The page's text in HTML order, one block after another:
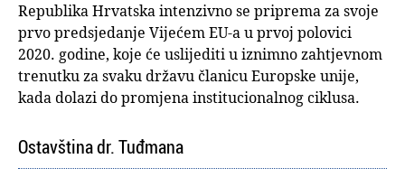
Republika Hrvatska intenzivno se priprema za svoje
prvo predsjedanje Vijećem EU-a u prvoj polovici
2020. godine, koje će uslijediti u iznimno zahtjevnom
trenutku za svaku državu članicu Europske unije,
kada dolazi do promjena institucionalnog ciklusa.
Ostavština dr. Tuđmana